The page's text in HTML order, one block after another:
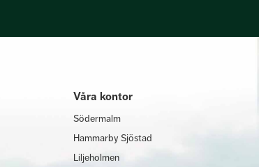
Våra kontor
Södermalm
Hammarby Sjöstad
Liljeholmen